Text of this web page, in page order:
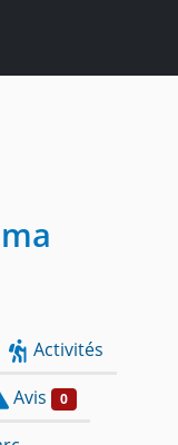
Activités
Avis 0